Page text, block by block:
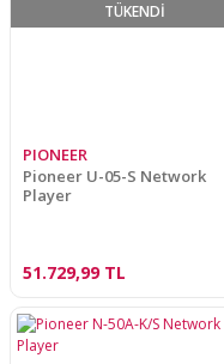
TÜKENDİ
PIONEER
Pioneer U-05-S Network
Player
51.729,99 TL